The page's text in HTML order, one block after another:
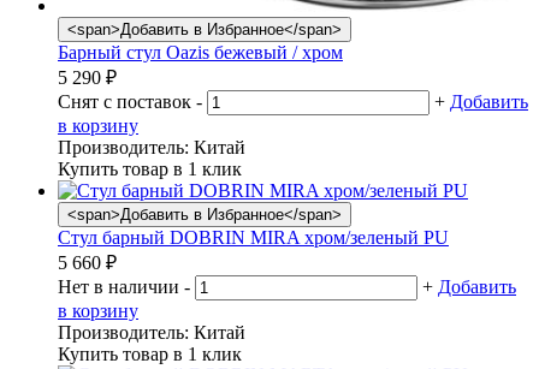
<span>Добавить в Избранное</span>
Барный стул Oazis бежевый / хром
5 290 ₽
Снят с поставок - + Добавить
в корзину
Производитель: Китай
Купить товар в 1 клик
<span>Добавить в Избранное</span>
Стул барный DOBRIN MIRA хром/зеленый PU
5 660 ₽
Нет в наличии - + Добавить
в корзину
Производитель: Китай
Купить товар в 1 клик